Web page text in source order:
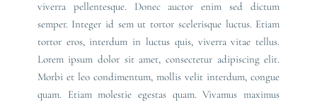
viverra pellentesque. Donec auctor enim sed dictum
semper. Integer id sem ut tortor scelerisque luctus. Etiam
tortor eros, interdum in luctus quis, viverra vitae tellus.
Lorem ipsum dolor sit amet, consectetur adipiscing elit.
Morbi et leo condimentum, mollis velit interdum, congue
quam. Etiam molestie egestas quam. Vivamus maximus